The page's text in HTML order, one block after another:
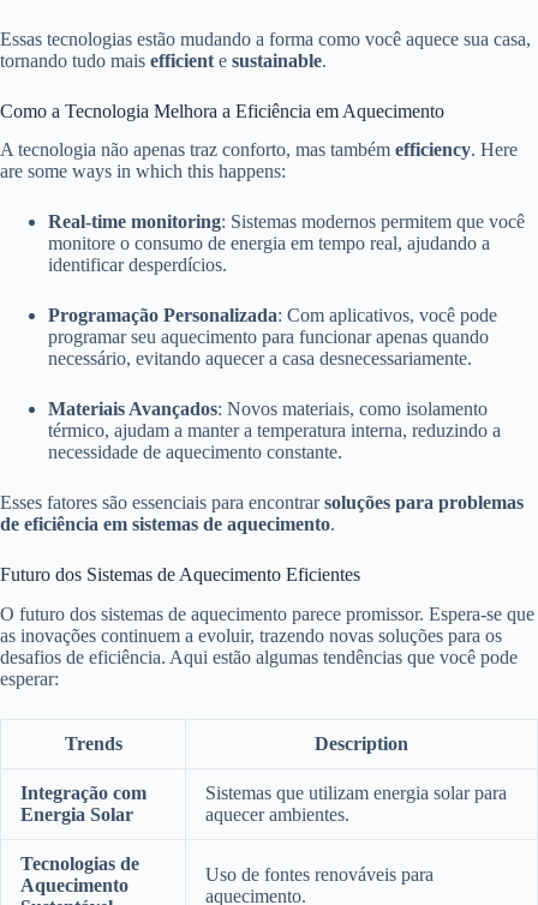
Essas tecnologias estão mudando a forma como você aquece sua casa,
tornando tudo mais efficient e sustainable.
Como a Tecnologia Melhora a Eficiência em Aquecimento
A tecnologia não apenas traz conforto, mas também efficiency. Here
are some ways in which this happens:
Real-time monitoring: Sistemas modernos permitem que você
monitore o consumo de energia em tempo real, ajudando a
identificar desperdícios.
Programação Personalizada: Com aplicativos, você pode
programar seu aquecimento para funcionar apenas quando
necessário, evitando aquecer a casa desnecessariamente.
Materiais Avançados: Novos materiais, como isolamento
térmico, ajudam a manter a temperatura interna, reduzindo a
necessidade de aquecimento constante.
Esses fatores são essenciais para encontrarsoluções para problemas
de eficiência em sistemas de aquecimento.
Futuro dos Sistemas de Aquecimento Eficientes
O futuro dos sistemas de aquecimento parece promissor. Espera-se que
as inovações continuem a evoluir, trazendo novas soluções para os
desafios de eficiência. Aqui estão algumas tendências que você pode
esperar:
Trends Description
Integração com
Energia Solar
Sistemas que utilizam energia solar para
aquecer ambientes.
Tecnologias de
Aquecimento
Uso de fontes renováveis para
aquecimento.